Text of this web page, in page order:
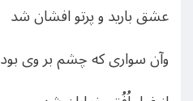
عشق بارید و پرتو افشان شد
وآن سواری که چشم بر وی بود